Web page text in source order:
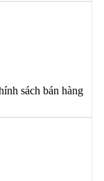
sách bán hàng